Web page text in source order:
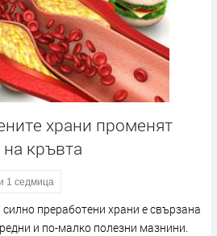
храни променят
кръвта
1 седмица
преработени храни е свързана
и по-малко полезни мазнини.